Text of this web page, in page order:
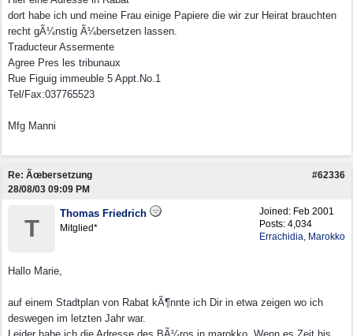
dort habe ich und meine Frau einige Papiere die wir zur Heirat brauchten
recht gÃ¼nstig Ã¼bersetzen lassen.
Traducteur Assermente
Agree Pres les tribunaux
Rue Figuig immeuble 5 Appt.No.1
Tel/Fax:037765523
Mfg Manni
Re: Ãœbersetzung
#62336
28/08/03 09:09 PM
Joined: Feb 2001
Posts: 4,034
Errachidia, Marokko
T
Thomas Friedrich
Mitglied*
Hallo Marie,
auf einem Stadtplan von Rabat kÃ¶nnte ich Dir in etwa zeigen wo ich
deswegen im letzten Jahr war.